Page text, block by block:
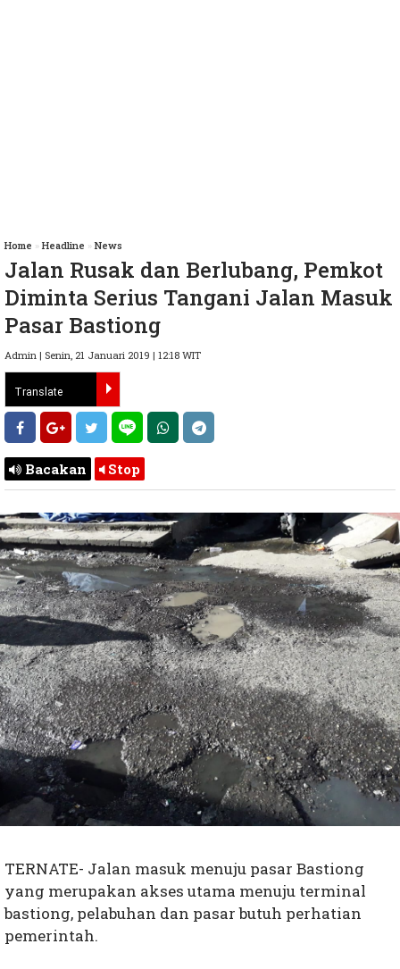
Home » Headline » News
Jalan Rusak dan Berlubang, Pemkot
Diminta Serius Tangani Jalan Masuk
Pasar Bastiong
Admin | Senin, 21 Januari 2019 | 12:18 WIT
Bacakan Stop
TERNATE- Jalan masuk menuju pasar Bastiong
yang merupakan akses utama menuju terminal
bastiong, pelabuhan dan pasar butuh perhatian
pemerintah.